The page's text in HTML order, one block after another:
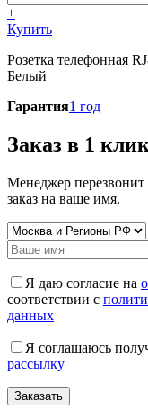
+
Купить
Розетка телефонная
Белый
Гарантия1 год
Заказ в 1 клик
Менеджер перезвонит
заказ на ваше имя.
Я даю согласие на
соответствии с
данных
Я соглашаюсь
рассылку